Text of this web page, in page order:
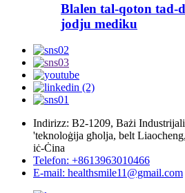
Blalen tal-qoton tad-
jodju mediku
Indirizz: B2-1209, Bażi
'teknoloġija għolja, belt
iċ-Ċina
Telefon: +8613963010466
E-mail: healthsmile11@gmail.com